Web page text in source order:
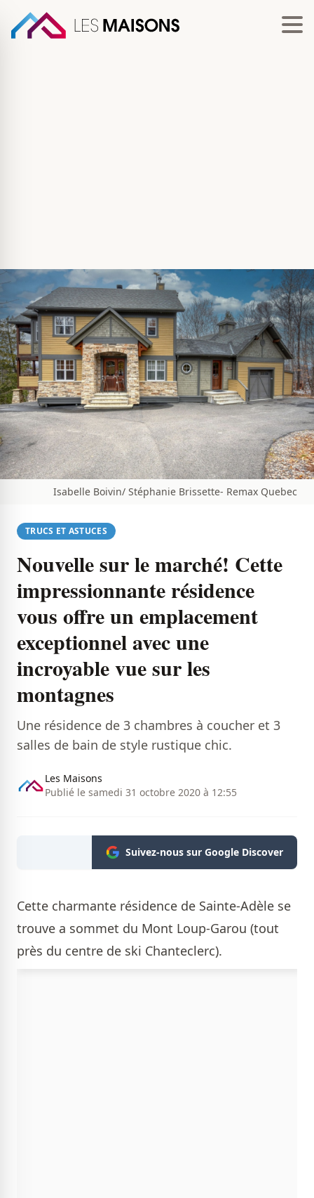
Isabelle Boivin/ Stéphanie Brissette- Remax Quebec
TRUCS ET ASTUCES
Nouvelle sur le marché! Cette
impressionnante résidence
vous offre un emplacement
exceptionnel avec une
incroyable vue sur les
montagnes
Une résidence de 3 chambres à coucher et 3
salles de bain de style rustique chic.
Les Maisons
Publié le samedi 31 octobre 2020 à 12:55
Suivez-nous sur Google Discover
Cette charmante résidence de Sainte-Adèle se
trouve a sommet du Mont Loup-Garou (tout
près du centre de ski Chanteclerc).